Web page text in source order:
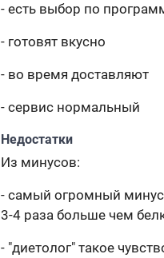
- есть выбор по
- готовят вкусно
- во время доставляют
- сервис нормальный
Недостатки
Из минусов:
- самый огромный минус
3-4 раза больше чем
- "диетолог" такое